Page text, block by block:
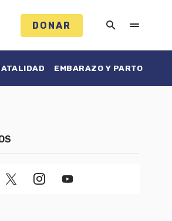
DONAR
EMBARAZO Y PARTO